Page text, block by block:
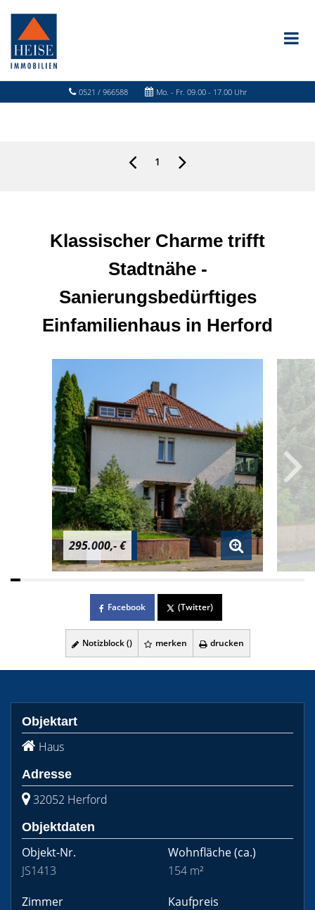
0521 / 966588 Mo. - Fr. 09.00 - 17.00 Uhr
1
Klassischer Charme trifft
Stadtnähe -
Sanierungsbedürftiges
Einfamilienhaus in Herford
295.000,- €
Facebook (Twitter)
Notizblock () merken drucken
Objektart
Haus
Adresse
32052 Herford
Objektdaten
Objekt-Nr.
JS1413
Wohnfläche(ca.)
154 m²
Zimmer
Kaufpreis